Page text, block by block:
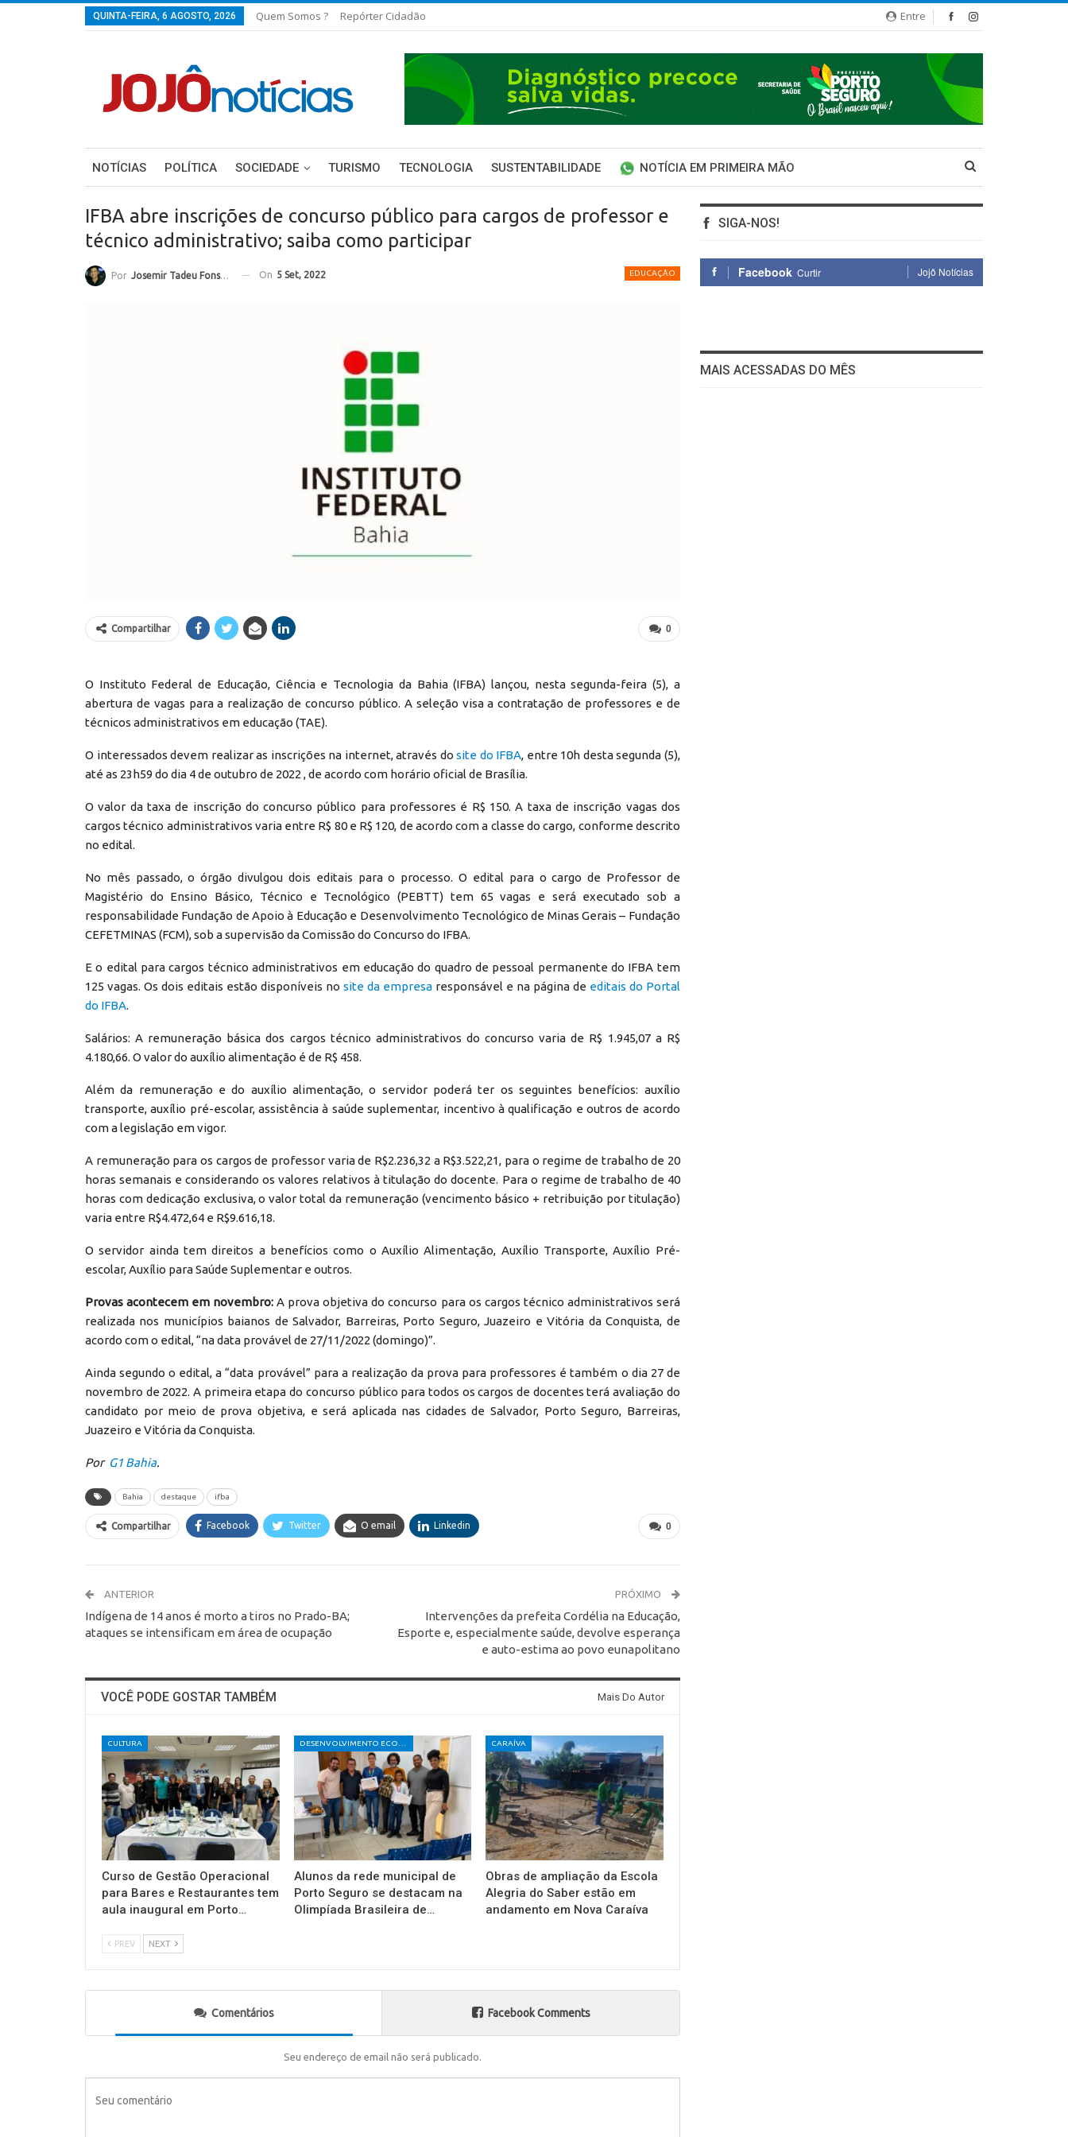
Entre
QUINTA-FEIRA, 6 AGOSTO, 2026 Quem Somos ? Repórter Cidadão
NOTÍCIAS POLÍTICA SOCIEDADE TURISMO TECNOLOGIA SUSTENTABILIDADE NOTÍCIA EM PRIMEIRA MÃO
IFBA abre inscrições de concurso público para cargos de professor e
técnico administrativo; saiba como participar
EDUCAÇÃO
Por Josemir Tadeu Fonseca On 5 Set, 2022
0
Compartilhar
O Instituto Federal de Educação, Ciência e Tecnologia da Bahia (IFBA) lançou, nesta segunda-feira (5), a
abertura de vagas para a realização de concurso público. A seleção visa a contratação de professores e de
técnicos administrativos em educação (TAE).
O interessados devem realizar as inscrições na internet, através dosite do IFBA, entre 10h desta segunda (5),
até as 23h59 do dia 4 de outubro de 2022 , de acordo com horário oficial de Brasília.
O valor da taxa de inscrição do concurso público para professores é R$ 150. A taxa de inscrição vagas dos
cargos técnico administrativos varia entre R$ 80 e R$ 120, de acordo com a classe do cargo, conforme descrito
no edital.
No mês passado, o órgão divulgou dois editais para o processo. O edital para o cargo de Professor de
Magistério do Ensino Básico, Técnico e Tecnológico (PEBTT) tem 65 vagas e será executado sob a
responsabilidade Fundação de Apoio à Educação e Desenvolvimento Tecnológico de Minas Gerais – Fundação
CEFETMINAS (FCM), sob a supervisão da Comissão do Concurso do IFBA.
E o edital para cargos técnico administrativos em educação do quadro de pessoal permanente do IFBA tem
125 vagas. Os dois editais estão disponíveis no site da empresaresponsável e na página de editais do Portal
do IFBA.
Salários: A remuneração básica dos cargos técnico administrativos do concurso varia de R$ 1.945,07 a R$
4.180,66. O valor do auxílio alimentação é de R$ 458.
Além da remuneração e do auxílio alimentação, o servidor poderá ter os seguintes benefícios: auxílio
transporte, auxílio pré-escolar, assistência à saúde suplementar, incentivo à qualificação e outros de acordo
com a legislação em vigor.
A remuneração para os cargos de professor varia de R$2.236,32 a R$3.522,21, para o regime de trabalho de 20
horas semanais e considerando os valores relativos à titulação do docente. Para o regime de trabalho de 40
horas com dedicação exclusiva, o valor total da remuneração (vencimento básico + retribuição por titulação)
varia entre R$4.472,64 e R$9.616,18.
O servidor ainda tem direitos a benefícios como o Auxílio Alimentação, Auxílio Transporte, Auxílio Pré-
escolar, Auxílio para Saúde Suplementar e outros.
Provas acontecem em novembro:A prova objetiva do concurso para os cargos técnico administrativos será
realizada nos municípios baianos de Salvador, Barreiras, Porto Seguro, Juazeiro e Vitória da Conquista, de
acordo com o edital, “na data provável de 27/11/2022 (domingo)”.
Ainda segundo o edital, a “data provável” para a realização da prova para professores é também o dia 27 de
novembro de 2022. A primeira etapa do concurso público para todos os cargos de docentes terá avaliação do
candidato por meio de prova objetiva, e será aplicada nas cidades de Salvador, Porto Seguro, Barreiras,
Juazeiro e Vitória da Conquista.
Por G1 Bahia.
Bahia destaque ifba
0
Compartilhar Facebook Twitter O email Linkedin
ANTERIOR
Indígena de 14 anos é morto a tiros no Prado-BA;
ataques se intensificam em área de ocupação
PRÓXIMO
Intervenções da prefeita Cordélia na Educação,
Esporte e, especialmente saúde, devolve esperança
e auto-estima ao povo eunapolitano
VOCÊ PODE GOSTAR TAMBÉM Mais Do Autor
CULTURA
Curso de Gestão Operacional
para Bares e Restaurantes tem
aula inaugural em Porto…
Alunos da rede municipal de
Porto Seguro se destacam na
Olimpíada Brasileira de…
CARAÍVA
Obras de ampliação da Escola
Alegria do Saber estão em
andamento em Nova Caraíva
PREV NEXT
Comentários Facebook Comments
Seu endereço de email não será publicado.
SIGA-NOS!
Facebook Curtir Jojô Notícias
MAIS ACESSADAS DO MÊS